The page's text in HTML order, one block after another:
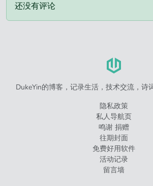
还没有评论
DukeYin的博客，记录生活，技术交流，诗
隐私政策
私人导航页
鸣谢 捐赠
往期封面
免费好用软件
活动记录
留言墙